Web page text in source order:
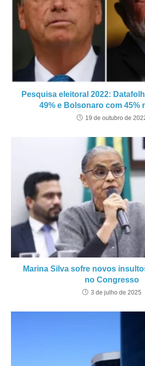
Pesquisa eleitoral 2022:
49% e Bolsonaro com 45%
19 de outubro de
Marina Silva sofre novos
no Congresso
3 de julho de 2025